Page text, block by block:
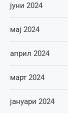
јуни 2024
мај 2024
април 2024
март 2024
јануари 2024